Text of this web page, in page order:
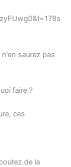
saurez pas
faire ?
ces
de la